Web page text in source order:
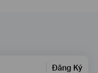
Đăng Ký